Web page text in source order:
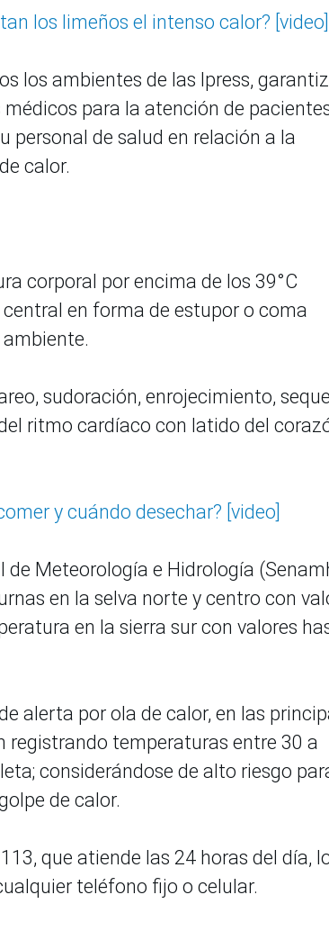
los limeños el intenso calor? [video]
los ambientes de las Ipress,
para la atención de
personal de salud en relación a la
calor.
corporal por encima de los 39°C
en forma de estupor o coma
sudoración, enrojecimiento,
ritmo cardíaco con latido del
y cuándo desechar? [video]
de Meteorología e Hidrología
en la selva norte y centro con
en la sierra sur con valores
alerta por ola de calor, en las
registrando temperaturas entre 30 a
considerándose de alto riesgo
de calor.
que atiende las 24 horas del día,
teléfono fijo o celular.